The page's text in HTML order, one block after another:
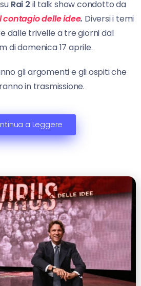
Rai 2 il talk show condotto da
contagio delle idee. Diversi i temi
dalle trivelle a tre giorni dal
di domenica 17 aprile.
gli argomenti e gli ospiti che
in trasmissione.
a Leggere